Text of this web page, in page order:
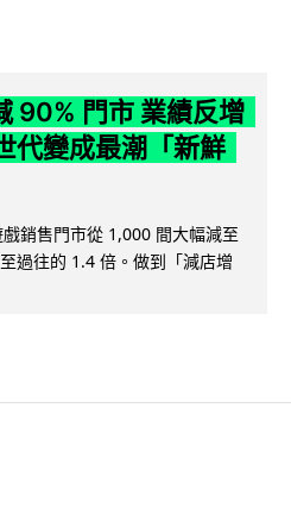
90% 門市 業績反增
代變成最潮「新鮮
銷售門市從 1,000 間大幅減至
過往的 1.4 倍。做到「減店增